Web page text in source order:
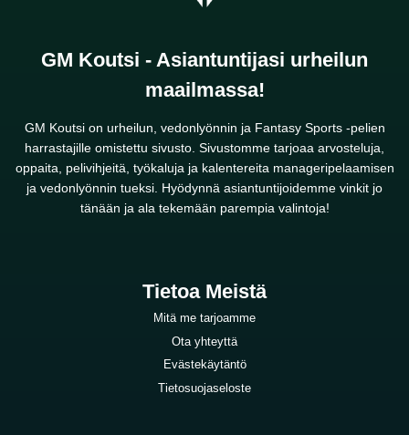
GM Koutsi - Asiantuntijasi urheilun
maailmassa!
GM Koutsi on urheilun, vedonlyönnin ja Fantasy Sports -pelien
harrastajille omistettu sivusto. Sivustomme tarjoaa arvosteluja,
oppaita, pelivihjeitä, työkaluja ja kalentereita manageripelaamisen
ja vedonlyönnin tueksi. Hyödynnä asiantuntijoidemme vinkit jo
tänään ja ala tekemään parempia valintoja!
Tietoa Meistä
Mitä me tarjoamme
Ota yhteyttä
Evästekäytäntö
Tietosuojaseloste